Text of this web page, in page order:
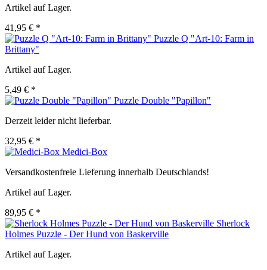
Artikel auf Lager.
41,95 € *
Puzzle Q "Art-10: Farm in
Brittany"
Artikel auf Lager.
5,49 € *
Puzzle Double "Papillon"
Derzeit leider nicht lieferbar.
32,95 € *
Medici-Box
Versandkostenfreie Lieferung innerhalb Deutschlands!
Artikel auf Lager.
89,95 € *
Sherlock
Holmes Puzzle - Der Hund von Baskerville
Artikel auf Lager.